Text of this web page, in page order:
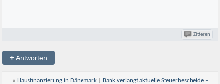
Zitieren
+Antworten
« Hausfinanzierung in Dänemark| Bank verlangt aktuelle Steuerbescheide –